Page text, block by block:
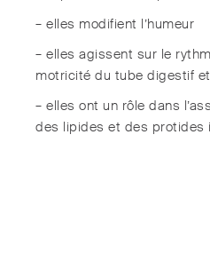
– elles modifient l’humeur
– elles agissent sur le
motricité du tube digestif
– elles ont un rôle dans
des lipides et des protides